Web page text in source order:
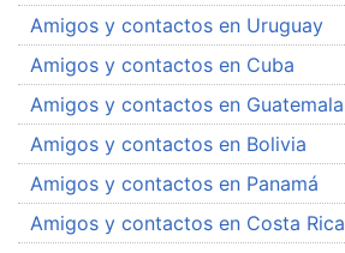
Amigos y contactos en Uruguay
Amigos y contactos en Cuba
Amigos y contactos en Guatemala
Amigos y contactos en Bolivia
Amigos y contactos en Panamá
Amigos y contactos en Costa Rica